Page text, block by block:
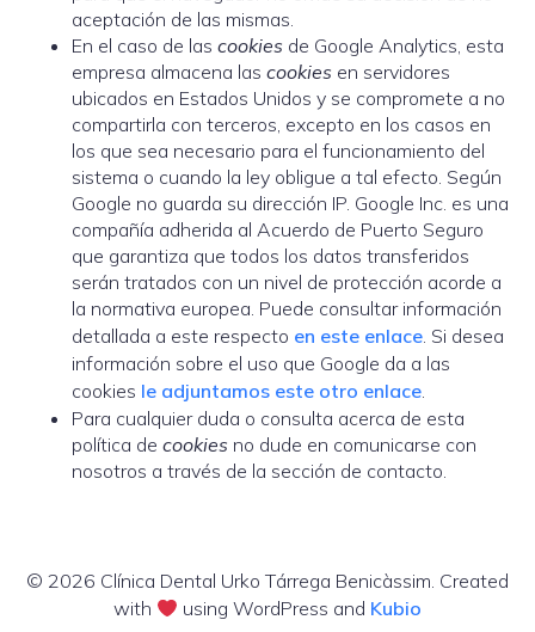
aceptación de las mismas.
En el caso de las cookies de Google Analytics, esta
empresa almacena las cookies en servidores
ubicados en Estados Unidos y se compromete a no
compartirla con terceros, excepto en los casos en
los que sea necesario para el funcionamiento del
sistema o cuando la ley obligue a tal efecto. Según
Google no guarda su dirección IP. Google Inc. es una
compañía adherida al Acuerdo de Puerto Seguro
que garantiza que todos los datos transferidos
serán tratados con un nivel de protección acorde a
la normativa europea. Puede consultar información
detallada a este respecto en este enlace. Si desea
información sobre el uso que Google da a las
cookies le adjuntamos este otro enlace.
Para cualquier duda o consulta acerca de esta
política de cookies no dude en comunicarse con
nosotros a través de la sección de contacto.
© 2026 Clínica Dental Urko Tárrega Benicàssim. Created
with
using WordPress and Kubio